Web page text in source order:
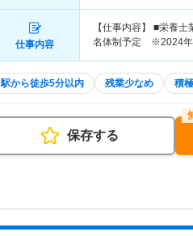
仕事内容
【仕事内容】 ■栄養
名体制予定 ※2024
駅から徒歩5分以内 残業少なめ 積
保存する